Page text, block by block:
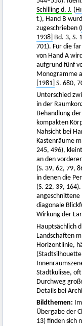
Schilling d. J. (
f.), Hand B
zugeschrieben (
1938] Bd. 3, S.
701). Für die
von Hand A
aufgrund fünf
Monogramme
[1981] S. 680,
Unterschied
in der
Behandlung
kompakten
Nahsicht bei
Kastenräume
245, 496),
an den
(S. 39, 62, 79,
in denen die
(S. 22, 39,
angeschnittene
diagonale
Wirkung der
Hauptsächlich
Landschaften
Horizontlinie,
Stadtkulisse,
Durchweg
Details bei
Bildthemen:
Übergabe der
13) finden sich